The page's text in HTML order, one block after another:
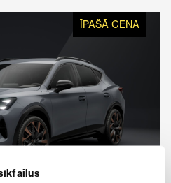
ĪPAŠĀ CENA